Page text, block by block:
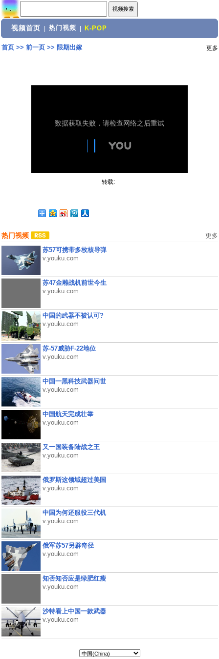
视频首页 热门视频 K-POP
首页>> 前一页>> 限期出嫁 更多
转载:
热门视频 更多
苏57可携带多枚核导弹
v.youku.com
苏47金雕战机前世今生
v.youku.com
中国的武器不被认可?
v.youku.com
苏-57威胁F-22地位
v.youku.com
中国一黑科技武器问世
v.youku.com
中国航天完成壮举
v.youku.com
又一国装备陆战之王
v.youku.com
俄罗斯这领域超过美国
v.youku.com
中国为何还服役三代机
v.youku.com
俄军苏57另辟奇径
v.youku.com
知否知否应是绿肥红瘦
v.youku.com
沙特看上中国一款武器
v.youku.com